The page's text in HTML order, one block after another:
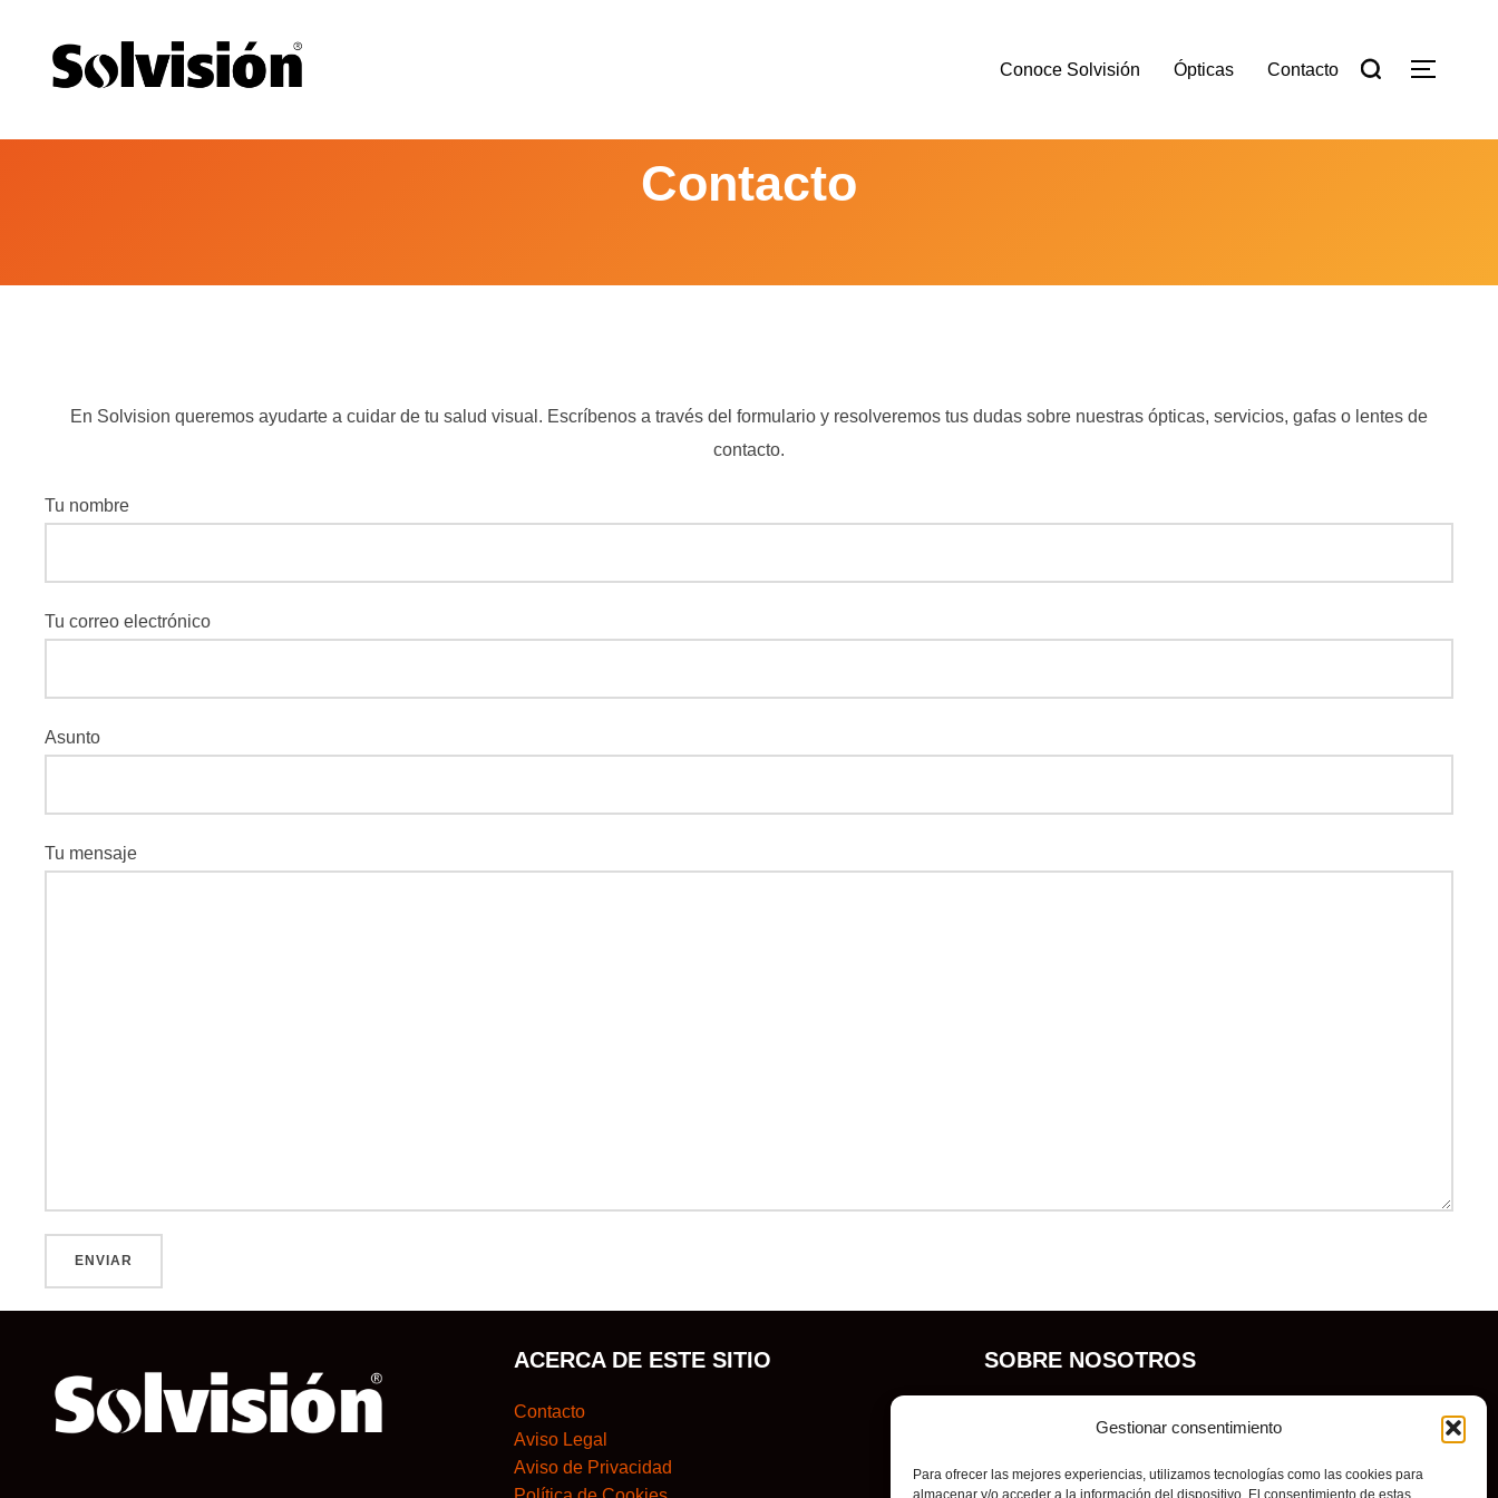
Gestionar consentimiento
Para ofrecer las mejores experiencias, utilizamos tecnologías como las cookies para
almacenar y/o acceder a la información del dispositivo. El consentimiento de estas
contenido
Conoce Solvisión Ópticas Contacto
Buscar:
Contacto
En Solvision queremos ayudarte a cuidar de tu salud visual. Escríbenos a través del formulario y resolveremos tus dudas sobre nuestras ópticas, servicios, gafas o lentes de
contacto.
Tu nombre
Tu correo electrónico
Asunto
Tu mensaje
SOBRE NOSOTROS
el sector en España con las mejores ofertas en gafas
de sol y gafas graduadas. Además, ofrece servicios
ACERCA DE ESTE SITIO
Contacto
Aviso Legal
Aviso de Privacidad